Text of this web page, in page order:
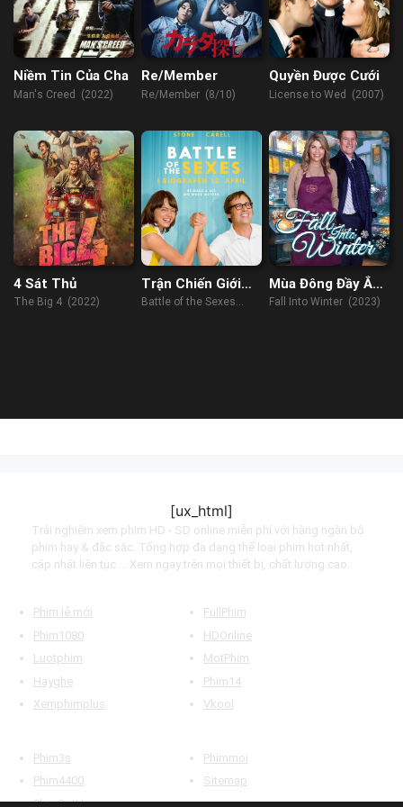
Niềm Tin Của Cha
Man's Creed (2022)
Re/Member
Re/Member (8/10)
Quyền Được Cưới
License to Wed (2007)
4 Sát Thủ
The Big 4 (2022)
Trận Chiến Giới
Tính
Battle of the Sexes
Mùa Đông Đầy Ắp
Tình Yêu
Fall Into Winter (2023)